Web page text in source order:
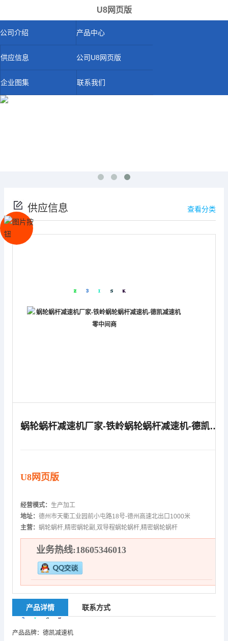
U8网页版
公司介绍 产品中心
供应信息 公司U8网页版
企业图集 联系我们
供应信息 查看分类
蜗轮蜗杆减速机厂家-铁岭蜗轮蜗杆减速机-德凯减速机零中间商
U8网页版
经营模式： 生产加工
地址： 德州市天衢工业园前小屯路18号-德州高速北出口1000米
主营： 蜗轮蜗杆,精密蜗轮副,双导程蜗轮蜗杆,精密蜗轮蜗杆
业务热线:18605346013
产品详情 联系方式
产品品牌：德凯减速机